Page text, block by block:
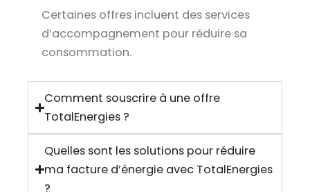
Certaines offres incluent des services
d’accompagnement pour réduire sa
consommation.
Comment souscrire à une offre
TotalEnergies ?
Quelles sont les solutions pour réduire
ma facture d’énergie avec TotalEnergies
?